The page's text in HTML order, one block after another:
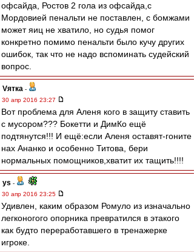
офсайда, Ростов 2 гола из офсайда,с
Мордовией пенальти не поставлен, с бомжами
может яиц не хватило, но судья помог
конкретно помимо пенальти было кучу других
ошибок, так что не надо вспоминать судейский
вопрос.
Vятка -
30 апр 2016 23:27
Вот проблема для Аленя кого в защиту ставить
с мусором??? Бокетти и ДимКо ещё
подтянутся!!! И ещё:если Аленя оставят-гоните
нах Ананко и особенно Титова, бери
нормальных помощников,хватит их тащить!!!!
ys -
30 апр 2016 23:25
Удивлен, каким образом Ромуло из изначально
легконогого опорника превратился в этакого
как будто переработавшего в тренажерке
игроке.